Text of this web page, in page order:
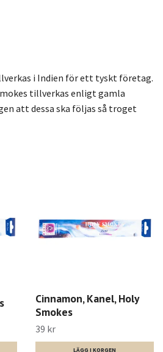
i Indien för ett tyskt företag.
tillverkas enligt gamla
att dessa ska följas så troget
Cinnamon, Kanel, Holy
Smokes
39 kr